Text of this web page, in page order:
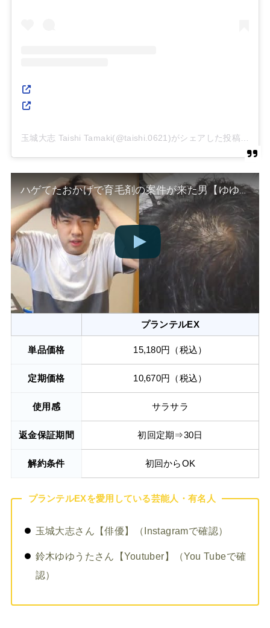
ハゲてたおかげで育毛剤の案件が来た男【ゆゆうた】
プランテルEX
単品価格 15,180円（税込）
定期価格 10,670円（税込）
使用感 サラサラ
返金保証期間 初回定期⇒30日
解約条件 初回からOK
プランテルEXを愛用している芸能人・有名人
玉城大志さん【俳優】（Instagramで確認）
鈴木ゆゆうたさん【Youtuber】（You Tubeで確
認）